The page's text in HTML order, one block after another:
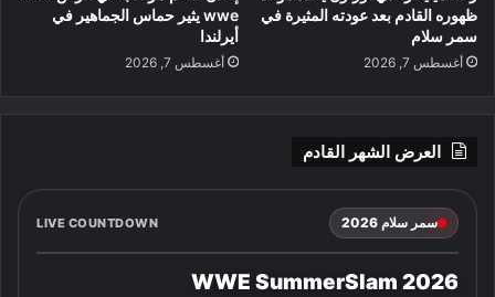
ظهوره القادم بعد عودته المثيرة في
سمر سلام
أغسطس 7, 2026
wwe يثير حماس الجماهير في
أيرلندا
أغسطس 7, 2026
العرض الشهر القادم
سمر سلام 2026 LIVE COUNTDOWN
WWE SummerSlam 2026